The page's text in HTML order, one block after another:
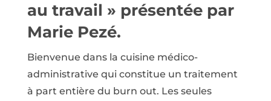
au travail » présentée par
Marie Pezé.
Bienvenue dans la cuisine médico-
administrative qui constitue un traitement
à part entière du burn out. Les seules